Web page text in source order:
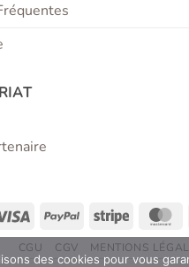
Visa PayPal Stripe
CGU CGV MENTIONS
des cookies pour vous